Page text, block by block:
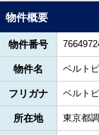
物件概要
物件番号
物件名 ベルト
フリガナ ベルト
所在地 東京都